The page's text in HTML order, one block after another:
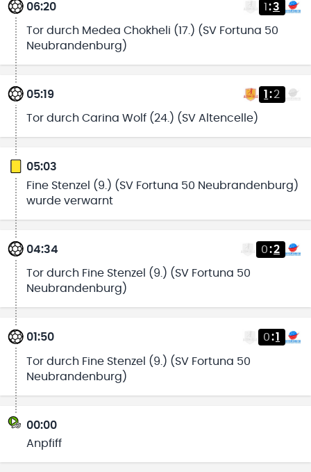
06:20 1 :3
Tor durch Medea Chokheli (17.) (SV Fortuna 50
Neubrandenburg)
05:19 1 :2
Tor durch Carina Wolf (24.) (SV Altencelle)
05:03
Fine Stenzel (9.) (SV Fortuna 50 Neubrandenburg)
wurde verwarnt
04:34 0:2
Tor durch Fine Stenzel (9.) (SV Fortuna 50
Neubrandenburg)
01:50 0:1
Tor durch Fine Stenzel (9.) (SV Fortuna 50
Neubrandenburg)
00:00
Anpfiff